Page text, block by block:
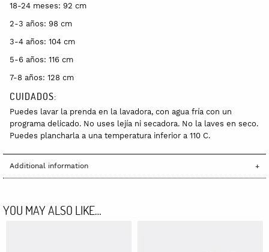
18-24 meses: 92 cm
2-3 años: 98 cm
3-4 años: 104 cm
5-6 años: 116 cm
7-8 años: 128 cm
CUIDADOS:
Puedes lavar la prenda en la lavadora, con agua fría con un
programa delicado. No uses lejía ni secadora. No la laves en seco.
Puedes plancharla a una temperatura inferior a 110 C.
Additional information
YOU MAY ALSO LIKE…